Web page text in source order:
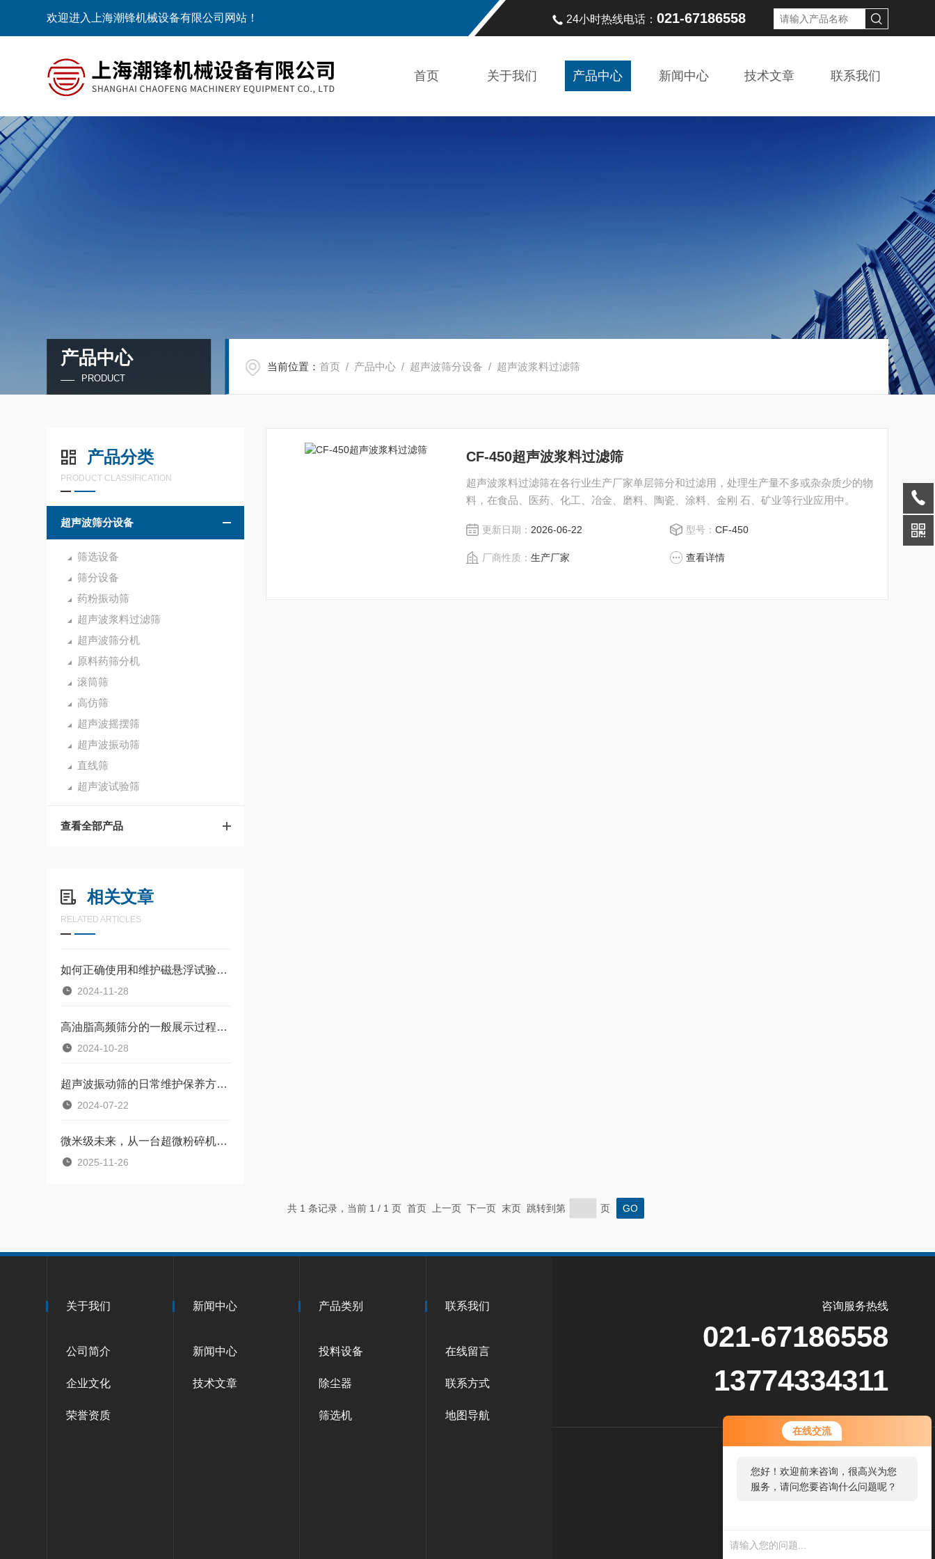
在线交流
您好！欢迎前来咨询，很高兴为您
服务，请问您要咨询什么问题呢？
欢迎进入上海潮锋机械设备有限公司网站！ 24小时热线电话： 021-67186558
首页 关于我们 产品中心 新闻中心 技术文章 联系我们
产品中心
PRODUCT
当前位置：首页 / 产品中心 / 超声波筛分设备 / 超声波浆料过滤筛
产品分类
PRODUCT CLASSIFICATION
超声波筛分设备
筛选设备
筛分设备
药粉振动筛
超声波浆料过滤筛
超声波筛分机
原料药筛分机
滚筒筛
高仿筛
超声波摇摆筛
超声波振动筛
直线筛
超声波试验筛
查看全部产品
相关文章
RELATED ARTICLES
如何正确使用和维护磁悬浮试验筛？
2024-11-28
高油脂高频筛分的一般展示过程及相关要点
2024-10-28
超声波振动筛的日常维护保养方法有哪些？
2024-07-22
微米级未来，从一台超微粉碎机开启
2025-11-26
CF-450超声波浆料过滤筛
超声波浆料过滤筛在各行业生产厂家单层筛分和过滤用，处理生产量不多或杂杂质少的物
料，在食品、医药、化工、冶金、磨料、陶瓷、涂料、金刚 石、矿业等行业应用中。
更新日期： 2026-06-22 型号： CF-450
厂商性质：生产厂家 查看详情
共 1 条记录，当前 1 / 1 页 首页 上一页 下一页 末页 跳转到第 页
关于我们
公司简介
企业文化
荣誉资质
新闻中心
新闻中心
技术文章
产品类别
投料设备
除尘器
筛选机
联系我们
在线留言
联系方式
地图导航
咨询服务热线
021-67186558
13774334311
扫
码
加